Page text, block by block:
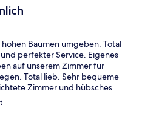
Bäumen umgeben. Total
perfekter Service. Eigenes
auf unserem Zimmer für
Total lieb. Sehr bequeme
Zimmer und hübsches
die selbst gemachten
wieder.